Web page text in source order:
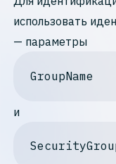
использовать
— параметры
GroupName
и